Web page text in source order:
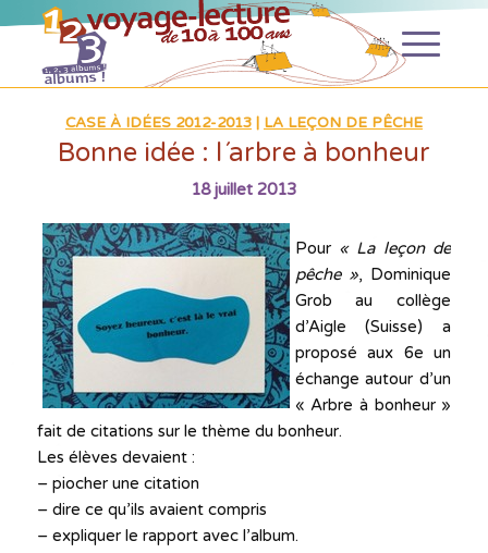
CASE À IDÉES 2012-2013| LA LEÇON DE PÊCHE
Bonne idée : l´arbre à bonheur
18 juillet 2013
Pour « La leçon de
pêche », Dominique
Grob au collège
d’Aigle (Suisse) a
proposé aux 6e un
échange autour d’un
« Arbre à bonheur »
fait de citations sur le thème du bonheur.
Les élèves devaient :
– piocher une citation
– dire ce qu’ils avaient compris
– expliquer le rapport avec l’album.